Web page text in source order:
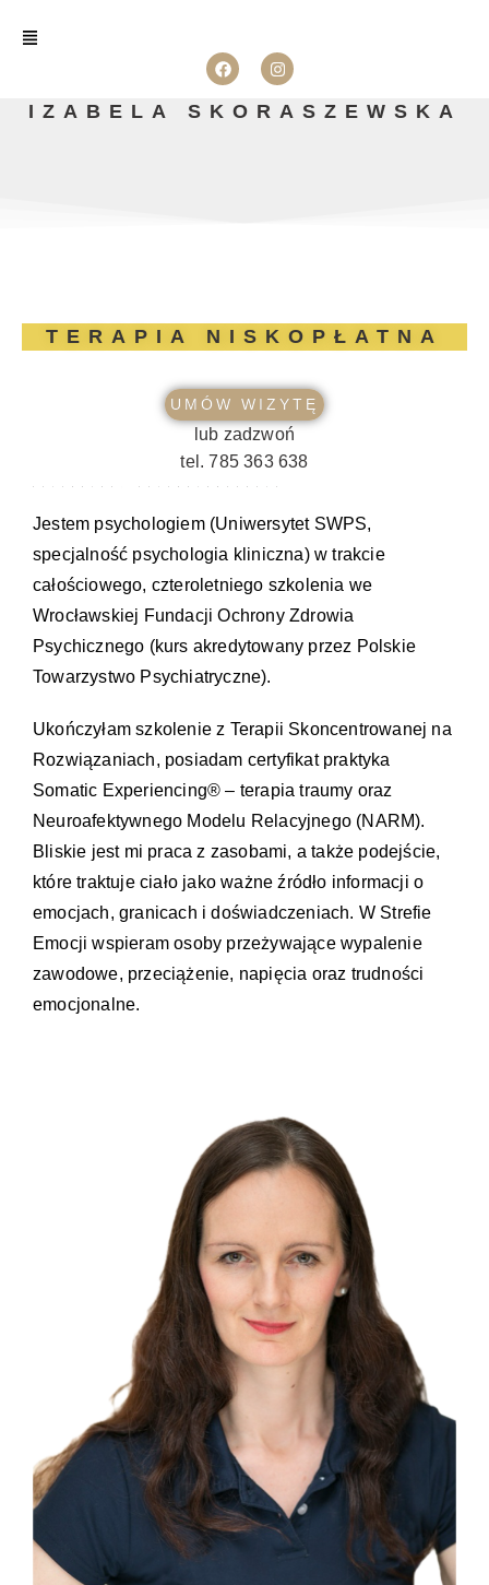
IZABELA SKORASZEWSKA
TERAPIA NISKOPŁATNA
UMÓW WIZYTĘ
lub zadzwoń
tel. 785 363 638
Jestem psychologiem (Uniwersytet SWPS,
specjalność psychologia kliniczna) w trakcie
całościowego, czteroletniego szkolenia we
Wrocławskiej Fundacji Ochrony Zdrowia
Psychicznego (kurs akredytowany przez Polskie
Towarzystwo Psychiatryczne).
Ukończyłam szkolenie z Terapii Skoncentrowanej na
Rozwiązaniach, posiadam certyfikat praktyka
Somatic Experiencing® – terapia traumy oraz
Neuroafektywnego Modelu Relacyjnego (NARM).
Bliskie jest mi praca z zasobami, a także podejście,
które traktuje ciało jako ważne źródło informacji o
emocjach, granicach i doświadczeniach. W Strefie
Emocji wspieram osoby przeżywające wypalenie
zawodowe, przeciążenie, napięcia oraz trudności
emocjonalne.